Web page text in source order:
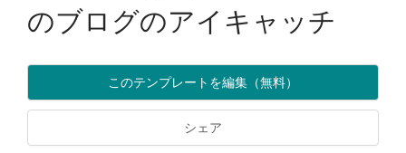
のブログのアイキャッチ
このテンプレートを編集（無料）
シェア